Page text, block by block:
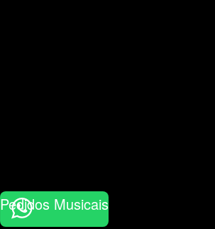
Pedidos Musicais